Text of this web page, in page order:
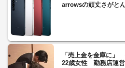
arrowsの頑丈さがと
「売上金を金庫に」
22歳女性 勤務店運